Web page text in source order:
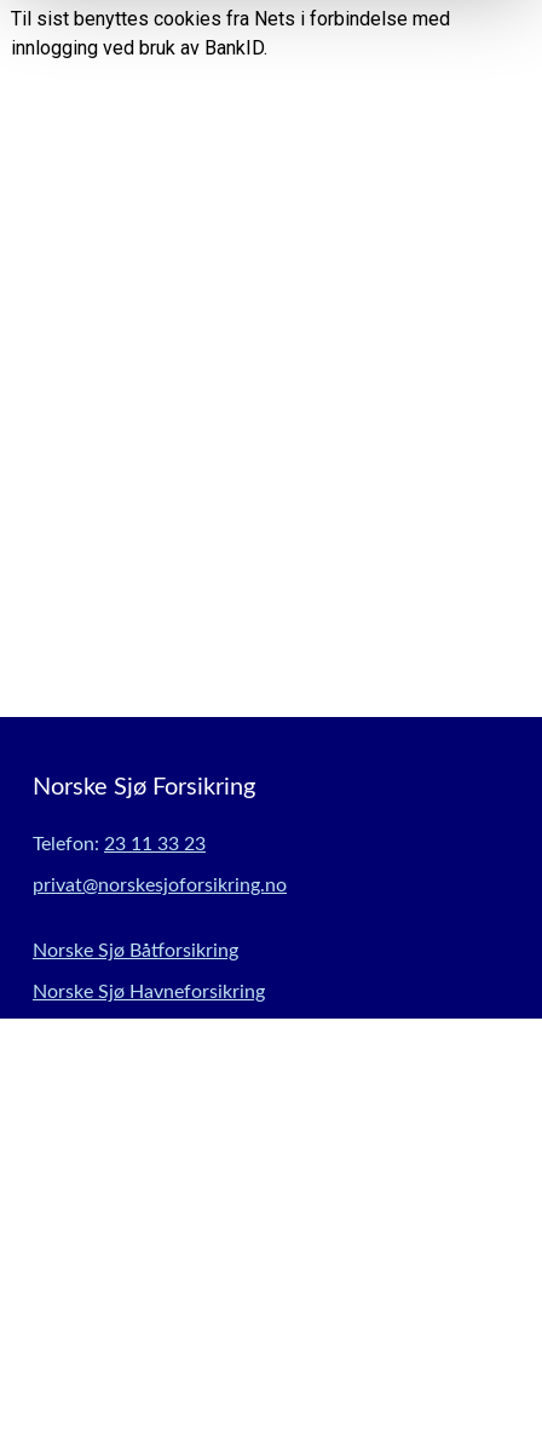
Til sist benyttes cookies fra Nets i forbindelse med
innlogging ved bruk av BankID.
Norske Sjø Båtforsikring
Norske Sjø Havneforsikring
Norske Sjø Forsikring
Telefon: 23 11 33 23
privat@norskesjoforsikring.no